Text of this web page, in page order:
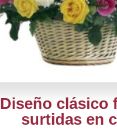
Diseño clásico
surtidas en